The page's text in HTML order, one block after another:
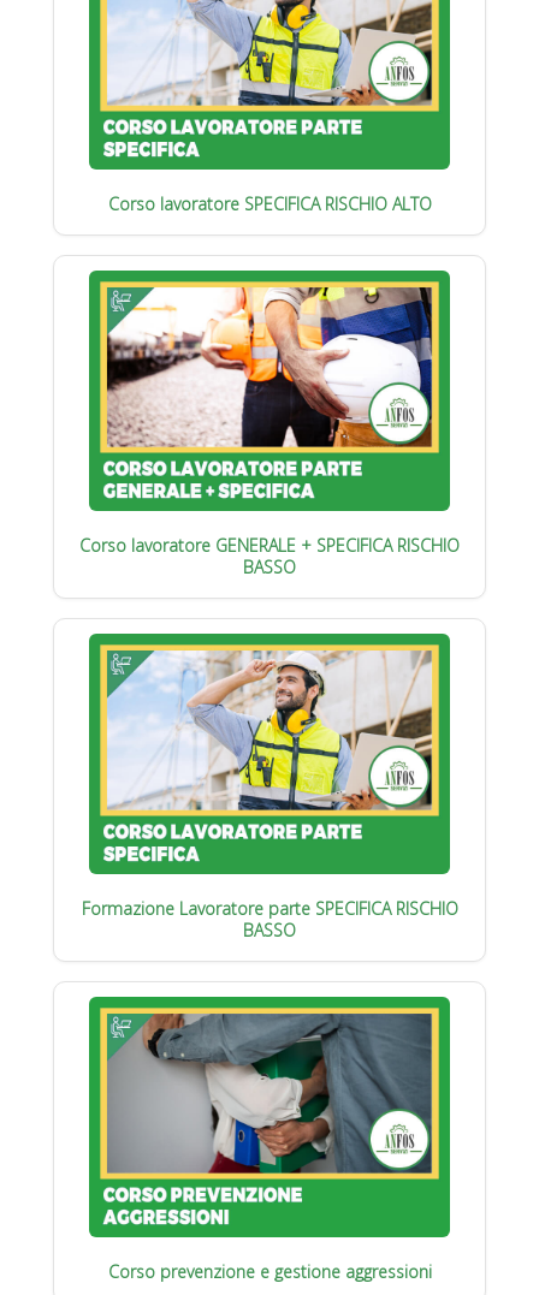
Corso lavoratore SPECIFICA RISCHIO ALTO
Corso lavoratore GENERALE + SPECIFICA RISCHIO
BASSO
Formazione Lavoratore parte SPECIFICA RISCHIO
BASSO
Corso prevenzione e gestione aggressioni